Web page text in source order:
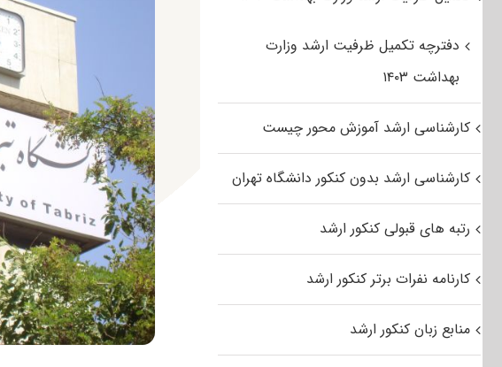
دفترچه تکمیل ظرفیت ارشد وزارت
بهداشت ۱۴۰۳
کارشناسی ارشد آموزش محور چیست
کارشناسی ارشد بدون کنکور دانشگاه تهران
رتبه های قبولی کنکور ارشد
کارنامه نفرات برتر کنکور ارشد
منابع زبان کنکور ارشد